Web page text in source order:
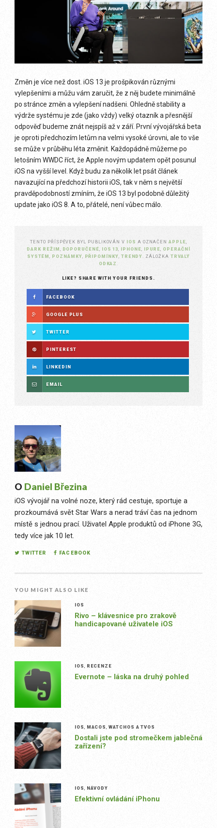
Změn je více než dost. iOS 13 je prošpikován různými
vylepšeními a můžu vám zaručit, že z něj budete minimálně
po stránce změn a vylepšení nadšeni. Ohledně stability a
výdrže systému je zde (jako vždy) velký otazník a přesnější
odpověď budeme znát nejspíš až v září. První vývojářská beta
je oproti předchozím letům na velmi vysoké úrovni, ale to vše
se může v průběhu léta změnit. Každopádně můžeme po
letošním WWDC říct, že Apple novým updatem opět posunul
iOS na vyšší level. Když budu za několik let psát článek
navazující na předchozí historii iOS, tak v něm s největší
pravděpodobností zmíním, že iOS 13 byl podobně důležitý
update jako iOS 8. A to, přátelé, není vůbec málo.
TENTO PŘÍSPĚVEK BYL PUBLIKOVÁN V IOS A OZNAČENAPPLE
DARK REŽIM
DOPORUČENÉ IOS 13 IPHONE IPURE
OPERAČNÍ
SYSTÉM
POZNÁMKY PŘIPOMÍNKY TRENDY . ZÁLOŽKA TRVALÝ
ODKAZ
LIKE? SHARE WITH YOUR FRIENDS.
FACEBOOK
GOOGLE PLUS
TWITTER
PINTEREST
LINKEDIN
EMAIL
O Daniel Březina
iOS vývojář na volné noze, který rád cestuje, sportuje a
prozkoumává svět Star Wars a nerad tráví čas na jednom
místě s jednou prací. Uživatel Apple produktů od iPhone 3G,
tedy více jak 10 let.
TWITTER FACEBOOK
YOU MIGHT ALSO LIKE
IOS
Rivo – klávesnice pro zrakově
handicapované uživatele iOS
IOS RECENZE
Evernote – láska na druhý pohled
IOS MACOS ,WATCHOS A TVOS
Dostali jste pod stromečkem jablečná
zařízení?
IOS NÁVODY
Efektivní ovládání iPhonu